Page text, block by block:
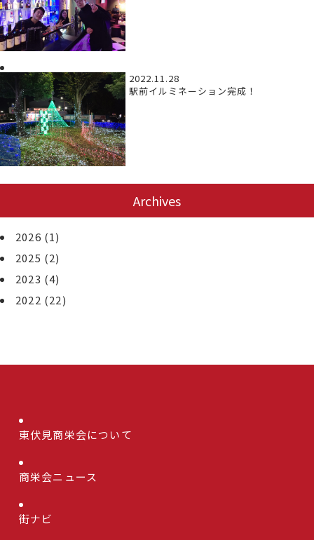
2022.11.28
駅前イルミネーション完成！
Archives
2026 (1)
2025 (2)
2023 (4)
2022 (22)
東伏見商栄会について
商栄会ニュース
街ナビ